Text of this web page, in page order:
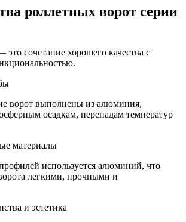
роллетных ворот серии
это сочетание хорошего качества с
ворот выполнены из алюминия,
осадкам, перепадам температур
материалы
используется алюминий, что
легкими, прочными и
и эстетика